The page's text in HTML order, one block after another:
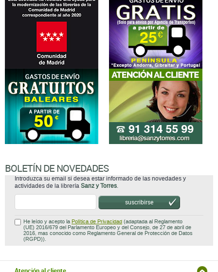
BOLETÍN DE NOVEDADES
Introduzca su email si desea estar informado de las novedades y
actividades de la librería Sanz y Torres.
suscribirse
He leído y acepto la Política de Privacidad (adaptada al Reglamento
(UE) 2016/679 del Parlamento Europeo y del Consejo, de 27 de abril de
2016, mas conocido como Reglamento General de Protección de Datos
(RGPD)).